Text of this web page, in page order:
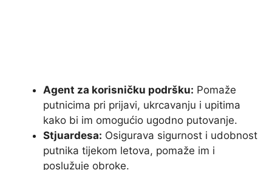
Agent za korisničku podršku: Pomaže
putnicima pri prijavi, ukrcavanju i upitima
kako bi im omogućio ugodno putovanje.
Stjuardesa: Osigurava sigurnost i udobnost
putnika tijekom letova, pomaže im i
poslužuje obroke.